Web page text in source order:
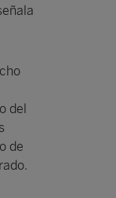
del
de